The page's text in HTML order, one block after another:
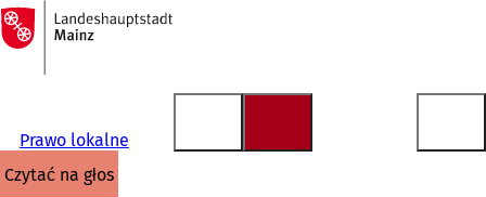
Przejdź do treści
Do
strony
głównej
Prawo lokalne
czytać na głos